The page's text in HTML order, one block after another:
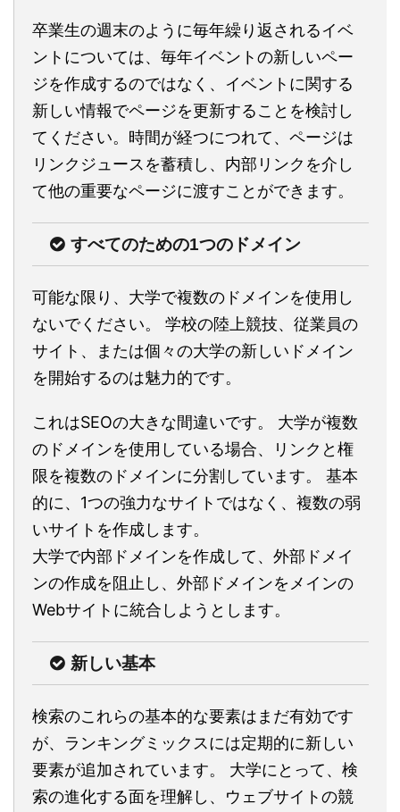
卒業生の週末のように毎年繰り返されるイベ
ントについては、毎年イベントの新しいペー
ジを作成するのではなく、イベントに関する
新しい情報でページを更新することを検討し
てください。時間が経つにつれて、ページは
リンクジュースを蓄積し、内部リンクを介し
て他の重要なページに渡すことができます。
すべてのための1つのドメイン
可能な限り、大学で複数のドメインを使用し
ないでください。 学校の陸上競技、従業員の
サイト、または個々の大学の新しいドメイン
を開始するのは魅力的です。
これはSEOの大きな間違いです。 大学が複数
のドメインを使用している場合、リンクと権
限を複数のドメインに分割しています。 基本
的に、1つの強力なサイトではなく、複数の弱
いサイトを作成します。
大学で内部ドメインを作成して、外部ドメイ
ンの作成を阻止し、外部ドメインをメインの
Webサイトに統合しようとします。
新しい基本
検索のこれらの基本的な要素はまだ有効です
が、ランキングミックスには定期的に新しい
要素が追加されています。 大学にとって、検
索の進化する面を理解し、ウェブサイトの競